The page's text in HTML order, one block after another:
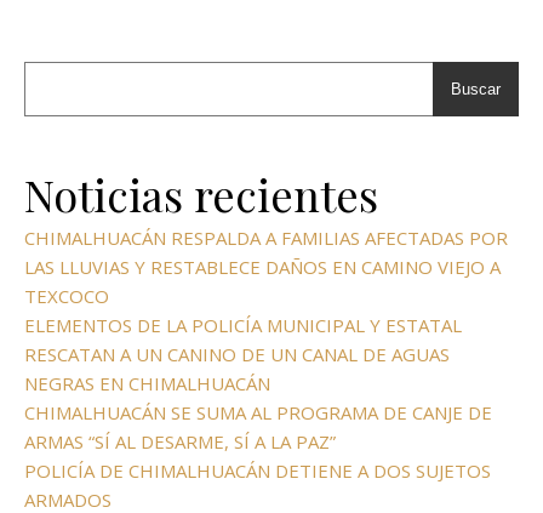
Buscar
Noticias recientes
CHIMALHUACÁN RESPALDA A FAMILIAS AFECTADAS POR
LAS LLUVIAS Y RESTABLECE DAÑOS EN CAMINO VIEJO A
TEXCOCO
ELEMENTOS DE LA POLICÍA MUNICIPAL Y ESTATAL
RESCATAN A UN CANINO DE UN CANAL DE AGUAS
NEGRAS EN CHIMALHUACÁN
CHIMALHUACÁN SE SUMA AL PROGRAMA DE CANJE DE
ARMAS “SÍ AL DESARME, SÍ A LA PAZ”
POLICÍA DE CHIMALHUACÁN DETIENE A DOS SUJETOS
ARMADOS